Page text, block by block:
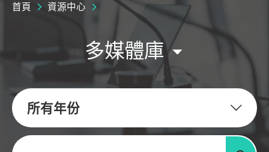
首頁 資源中心
多媒體庫
所有年份
關鍵字